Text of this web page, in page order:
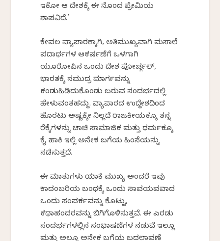
ಇಕೋ ಆ ದೇಶಕ್ಕೆ ಈ ನೊಂದ ಪ್ರೇಮಿಯ
ಶಾಪವಿದೆ.’
ಕೇವಲ ವ್ಯಾಪಾರಕ್ಕಾಗಿ, ಅತಿಮುಖ್ಯವಾಗಿ ಮಸಾಲೆ
ಪದಾರ್ಥಗಳ ಆಕರ್ಷಣೆಗೆ ಒಳಗಾಗಿ
ಯೂರೋಪಿನ ಒಂದು ದೇಶ ಪೋರ್ಚ್ಗಲ್,
ಭಾರತಕ್ಕೆ ಸಮುದ್ರ ಮಾರ್ಗವನ್ನು
ಕಂಡುಹಿಡಿದುಕೊಂಡು ಬರುವ ಸಂದರ್ಭದಲ್ಲಿ
ಹೇಳುವಂತಹದ್ದು. ವ್ಯಾಪಾರದ ಉದ್ದೇಶದಿಂದ
ಹೊರಟು ಅಷ್ಟಕ್ಕೇ ನಿಲ್ಲದೆ ರಾಜಕೀಯಕ್ಕೂ ತನ್ನ
ರೆಕ್ಕೆಗಳನ್ನು ಚಾಚಿ ಸಾಮಾಜಿಕ ಮತ್ತು ಧರ್ಮಕ್ಕೂ
ಕೈ ಹಾಕಿ ಇಲ್ಲಿ ಅನೇಕ ಬಗೆಯ ಹಿಂಸೆಯನ್ನು
ನಡೆಸುತ್ತದೆ.
ಈ ಮಾತುಗಳು ಯಾಕೆ ಮುಖ್ಯ ಅಂದರೆ ಇವು
ಕಾದಂಬರಿಯ ಬಂಧಕ್ಕೆ ಒಂದು ಸಾವಯವವಾದ
ಒಂದು ಸಂಪರ್ಕವನ್ನು ಕೊಟ್ಟು,
ಕಥಾಹಂದರವನ್ನು ಬಿಗಿಗೊಳಿಸುತ್ತವೆ. ಈ ಎರಡು
ಸಂದರ್ಭಗಳಲ್ಲಿನ ಸಂಭಾಷಣೆಗಳ ನಡುವೆ ಇಲ್ಲೂ
ಮತ್ತು ಅಲ್ಲೂ ಅನೇಕ ಬಗೆಯ ಬದಲಾವಣೆ